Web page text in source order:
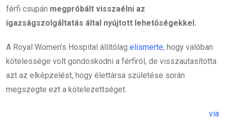
férfi csupán megpróbált visszaélni az
igazságszolgáltatás által nyújtott lehetőségekkel.
A Royal Women’s Hospital állítólag elismerte, hogy valóban
kötelessége volt gondoskodni a férfiról, de visszautasította
azt az elképzelést, hogy élettársa születése során
megszegte ezt a kötelezettséget.
via